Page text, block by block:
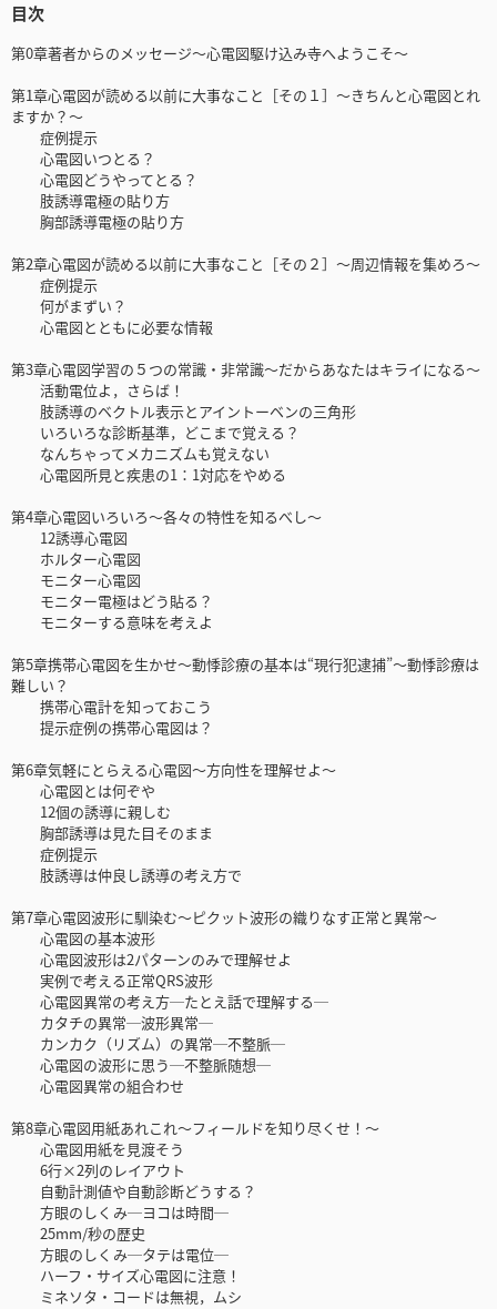
目次
第0章著者からのメッセージ～心電図駆け込み寺へようこそ～
第1章心電図が読める以前に大事なこと［その１］～きちんと心電図とれ
ますか？～
症例提示
心電図いつとる？
心電図どうやってとる？
肢誘導電極の貼り方
胸部誘導電極の貼り方
第2章心電図が読める以前に大事なこと［その２］～周辺情報を集めろ～
症例提示
何がまずい？
心電図とともに必要な情報
第3章心電図学習の５つの常識・非常識～だからあなたはキライになる～
活動電位よ，さらば！
肢誘導のベクトル表示とアイントーベンの三角形
いろいろな診断基準，どこまで覚える？
なんちゃってメカニズムも覚えない
心電図所見と疾患の1：1対応をやめる
第4章心電図いろいろ～各々の特性を知るべし～
12誘導心電図
ホルター心電図
モニター心電図
モニター電極はどう貼る？
モニターする意味を考えよ
第5章携帯心電図を生かせ～動悸診療の基本は“現行犯逮捕”～動悸診療は
難しい？
携帯心電計を知っておこう
提示症例の携帯心電図は？
第6章気軽にとらえる心電図～方向性を理解せよ～
心電図とは何ぞや
12個の誘導に親しむ
胸部誘導は見た目そのまま
症例提示
肢誘導は仲良し誘導の考え方で
第7章心電図波形に馴染む～ピクット波形の織りなす正常と異常～
心電図の基本波形
心電図波形は2パターンのみで理解せよ
実例で考える正常QRS波形
心電図異常の考え方─たとえ話で理解する─
カタチの異常─波形異常─
カンカク（リズム）の異常─不整脈─
心電図の波形に思う─不整脈随想─
心電図異常の組合わせ
第8章心電図用紙あれこれ～フィールドを知り尽くせ！～
心電図用紙を見渡そう
6行×2列のレイアウト
自動計測値や自動診断どうする？
方眼のしくみ─ヨコは時間─
25mm/秒の歴史
方眼のしくみ─タテは電位─
ハーフ・サイズ心電図に注意！
ミネソタ・コードは無視，ムシ